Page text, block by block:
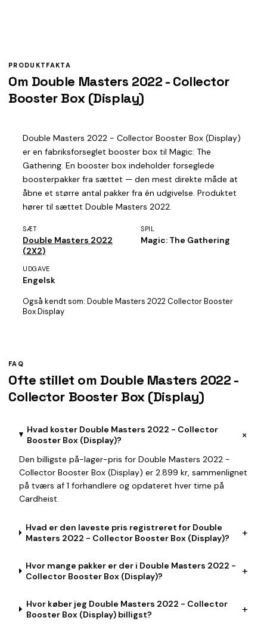
PRODUKTFAKTA
Om Double Masters 2022 - Collector
Booster Box (Display)
Double Masters 2022 - Collector Booster Box (Display)
er en fabriksforseglet booster box til Magic: The
Gathering. En booster box indeholder forseglede
boosterpakker fra sættet — den mest direkte måde at
åbne et større antal pakker fra én udgivelse. Produktet
hører til sættet Double Masters 2022.
SÆT
Double Masters 2022
(2X2)
SPIL
Magic: The Gathering
UDGAVE
Engelsk
Også kendt som: Double Masters 2022 Collector Booster
Box Display
FAQ
Ofte stillet om Double Masters 2022 -
Collector Booster Box (Display)
Hvad koster Double Masters 2022 - Collector
Booster Box (Display)?
+
Den billigste på-lager-pris for Double Masters 2022 -
Collector Booster Box (Display) er 2.899 kr, sammenlignet
på tværs af 1 forhandlere og opdateret hver time på
Cardheist.
Hvad er den laveste pris registreret for Double
Masters 2022 - Collector Booster Box (Display)?
+
Hvor mange pakker er der i Double Masters 2022 -
Collector Booster Box (Display)?
+
Hvor køber jeg Double Masters 2022 - Collector
Booster Box (Display) billigst?
+